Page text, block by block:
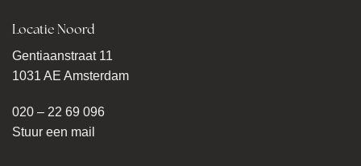
Locatie Noord
Gentiaanstraat 11
1031 AE Amsterdam
020 – 22 69 096
Stuur een mail